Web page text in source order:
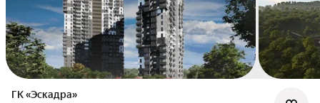
ГК «Эскадра»